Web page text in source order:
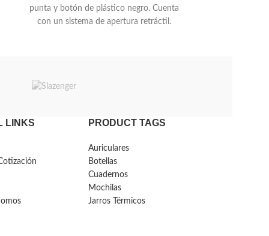
punta y botón de plástico negro. Cuenta
con un sistema de apertura retráctil.
LINKS PRODUCT TAGS
Auriculares
Botellas
Cuadernos
Mochilas
Jarros Térmicos